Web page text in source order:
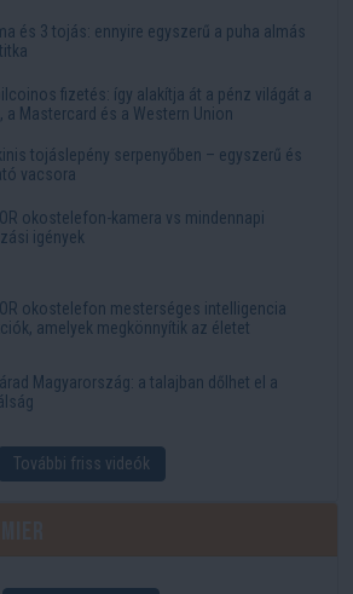
és 3 tojás: ennyire egyszerű a puha almás
fizetés: így alakítja át a pénz világát a
a Mastercard és a Western Union
tojáslepény serpenyőben – egyszerű és
vacsora
okostelefon-kamera vs mindennapi
igények
okostelefon mesterséges intelligencia
amelyek megkönnyítik az életet
Magyarország: a talajban dőlhet el a
További friss videók